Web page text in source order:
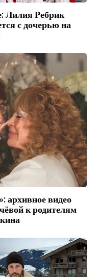
Лилия Ребрик
с дочерью на
архивное видео
к родителям